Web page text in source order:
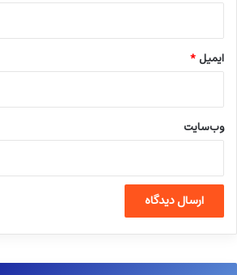
ایمیل*
وب‌سایت